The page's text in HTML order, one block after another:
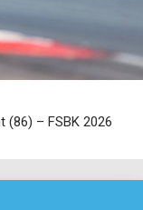
– FSBK 2026